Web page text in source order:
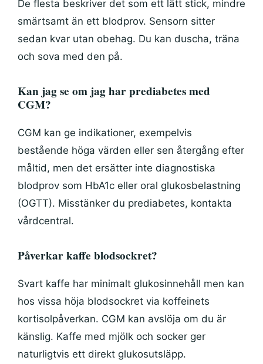
De flesta beskriver det som ett lätt stick, mindre
smärtsamt än ett blodprov. Sensorn sitter
sedan kvar utan obehag. Du kan duscha, träna
och sova med den på.
Kan jag se om jag har prediabetes med
CGM?
CGM kan ge indikationer, exempelvis
bestående höga värden eller sen återgång efter
måltid, men det ersätter inte diagnostiska
blodprov som HbA1c eller oral glukosbelastning
(OGTT). Misstänker du prediabetes, kontakta
vårdcentral.
Påverkar kaffe blodsockret?
Svart kaffe har minimalt glukosinnehåll men kan
hos vissa höja blodsockret via koffeinets
kortisolpåverkan. CGM kan avslöja om du är
känslig. Kaffe med mjölk och socker ger
naturligtvis ett direkt glukosutsläpp.